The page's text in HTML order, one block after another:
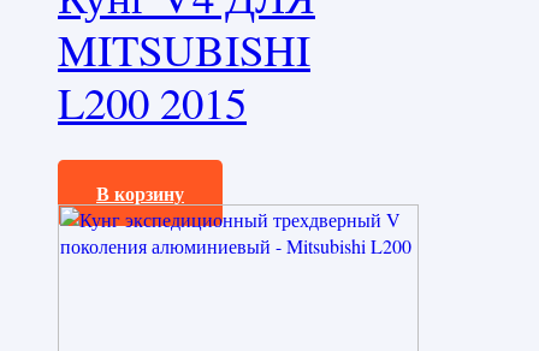
MITSUBISHI
L200 2015
350000,0₽
В корзину